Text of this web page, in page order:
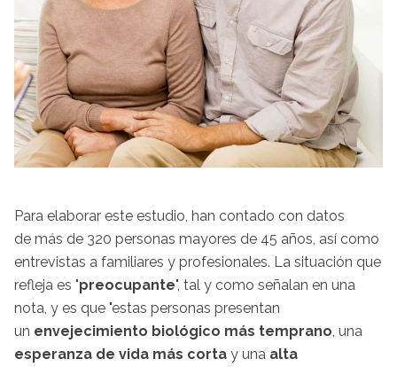
Para elaborar este estudio, han contado con datos
de más de 320 personas mayores de 45 años, así como
entrevistas a familiares y profesionales. La situación que
refleja es "preocupante", tal y como señalan en una
nota, y es que "estas personas presentan
un envejecimiento biológico más temprano , una
esperanza de vida más corta y una alta